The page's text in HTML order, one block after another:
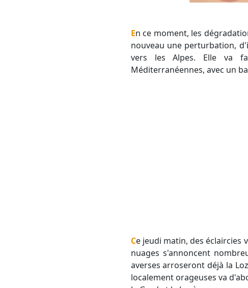
En ce moment, les dégradations s'enchaînent les unes après les autres. Pour demain jeudi, nous attendons à
nouveau une perturbation,
vers les Alpes. Elle va
Méditerranéennes, avec un
Ce jeudi matin, des éclaircies vont se maintenir entre les Pyrénées-Orientales et le sud de l'Aude, alors que les
nuages s'annoncent
averses arroseront déjà la
localement orageuses va